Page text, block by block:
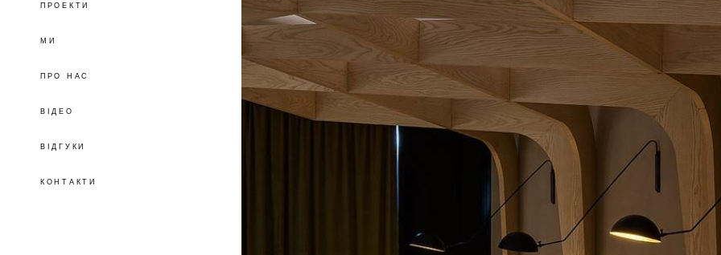
ПРОЕКТИ
МИ
ПРО НАС
ВІДЕО
ВІДГУКИ
КОНТАКТИ